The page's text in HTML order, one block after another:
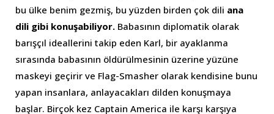
bu ülke benim gezmiş, bu yüzden birden çok dili ana
dili gibi konuşabiliyor. Babasının diplomatik olarak
barışçıl ideallerini takip eden Karl, bir ayaklanma
sırasında babasının öldürülmesinin üzerine yüzüne
maskeyi geçirir ve Flag-Smasher olarak kendisine bunu
yapan insanlara, anlayacakları dilden konuşmaya
başlar. Birçok kez Captain America ile karşı karşıya